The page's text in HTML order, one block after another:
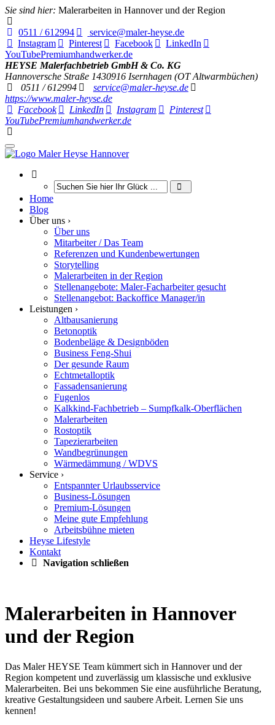
Sie sind hier: Malerarbeiten in Hannover und der Region
0511 / 612994
service@maler-heyse.de
Instagram
Pinterest Facebook
LinkedIn
YouTubePremiumhandwerker.de
HEYSE Malerfachbetrieb GmbH & Co. KG
Hannoversche Straße 1430916 Isernhagen (OT Altwarmbüchen)
0511 / 612994
service@maler-heyse.de
https://www.maler-heyse.de
Facebook
LinkedIn Instagram
Pinterest
YouTubePremiumhandwerker.de
Home
Blog
Über uns ›
Über uns
Mitarbeiter / Das Team
Referenzen und Kundenbewertungen
Storytelling
Malerarbeiten in der Region
Stellenangebote: Maler-Facharbeiter gesucht
Stellenangebot: Backoffice Manager/in
Leistungen ›
Altbausanierung
Betonoptik
Bodenbeläge & Designböden
Business Feng-Shui
Der gesunde Raum
Echtmetalloptik
Fassadensanierung
Fugenlos
Kalkkind-Fachbetrieb – Sumpfkalk-Oberflächen
Malerarbeiten
Rostoptik
Tapezierarbeiten
Wandbegrünungen
Wärmedämmung / WDVS
Service ›
Entspannter Urlaubsservice
Business-Lösungen
Premium-Lösungen
Meine gute Empfehlung
Arbeitsbühne mieten
Heyse Lifestyle
Kontakt
Navigation schließen
Malerarbeiten in Hannover
und der Region
Das Maler HEYSE Team kümmert sich in Hannover und der
Region kompetent und zuverlässig um klassische und exklusive
Malerarbeiten. Bei uns bekommen Sie eine ausführliche Beratung,
kreative Gestaltungsideen und saubere Arbeit. Lernen Sie uns
kennen!